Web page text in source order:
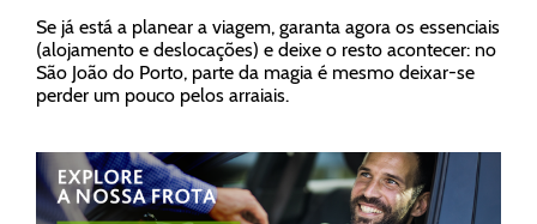
Se já está a planear a viagem, garanta agora os essenciais
(alojamento e deslocações) e deixe o resto acontecer: no
São João do Porto, parte da magia é mesmo deixar-se
perder um pouco pelos arraiais.